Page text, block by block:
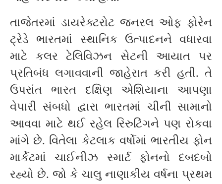
તાજેતરમાં ડાયરેક્ટરોટ જનરલ ઓફ ફોરેન
ટ્રેડે ભારતમાં સ્થાનિક ઉત્પાદનને વધારવા
માટે કલર ટેલિવિઝન સેટની આયાત પર
પ્રતિબંધ લગાવવાની જાહેરાત કરી હતી. તે
ઉપરાંત ભારત દક્ષિણ એશિયાના આપણા
વેપારી સંબધો દ્વારા ભારતમાં ચીની સામાનો
આવવા માટે થઈ રહેલ રિરુટિંગને પણ રોકવા
માંગે છે. વિતેલા કેટલાક વર્ષોમાં ભારતીય ફોન
માર્કેટમાં ચાઈનીઝ સ્માર્ટ ફોનનો દબદબો
રહ્યો છે. જો કે ચાલુ નાણાકીય વર્ષના પ્રથમ